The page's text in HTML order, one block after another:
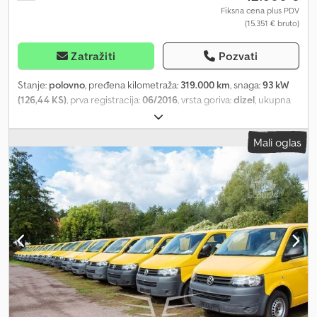
Fiksna cena plus PDV
(15.351 € bruto)
Zatražiti Pozvati
Stanje: polovno, pređena kilometraža: 319.000 km, snaga:93 kW
(126,44 KS), prva registracija:06/2016, vrsta goriva:dizel, ukupna
, tip prenosa:
tovarnog prostora:14 m³, dužina tovarnog prostora:3.680 mm,
širina utovarnog prostora:1.900 mm, visina tovarnog prostora:
1.950 mm
, Godina proizvodnje:2016 , Oprema:ABS, centralno
zaključavanje, elektronski program stabilnosti (ESP), filter za
čađ, hidraulični zadnji podizač
, Iveco Daily 35-130 Hi Matic
rashladni sanduk Carrier Bi-Temp. Za upite: 0426392 * Stanje:
veoma dobro * Snaga: 93 kW / 130 KS * ABS * ASR * ESP * Audio
sistem: radio sa CD plejerom / USB i Bluetooth handsfree *
Spoljašnji retrovizori električno podesivi i grejani * Ključ vozila sa
daljinskim upravljanjem * Zadnje vešanje: parabolično (ojačano,
nivo 2) * Kabina: vozačevo sedište – komforno * Elektronska
raspodela sile kočenja * Automatski menjač – Hi-Matic (8 brzina) *
Međuosovinsko rastojanje: 3750 mm * Standard emisije: Euro 5 *
Mali oglas